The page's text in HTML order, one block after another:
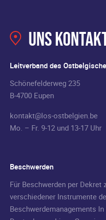
Uns
Leitverband des
Schönefelderweg 235
B-4700 Eupen
kontakt@los-ostbelgien.be
Mo. – Fr. 9-12 und 13-17 Uhr
Beschwerden
Für Beschwerden per Dekret
verschiedener Instrumente
Beschwerdemanagements In